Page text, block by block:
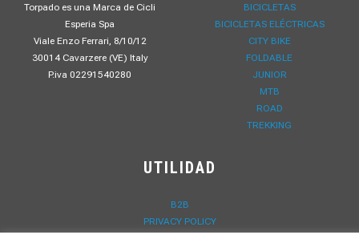
Torpado es una Marca de Cicli
Esperia Spa
Viale Enzo Ferrari, 8/10/12
30014 Cavarzere (VE) Italy
P.iva 02291540280
BICICLETAS
BICICLETAS ELÉCTRICAS
CITY BIKE
FOLDABLE
JUNIOR
MTB
ROAD
TREKKING
UTILIDAD
B2B
PRIVACY POLICY